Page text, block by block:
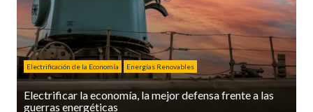
Electrificación de la Economía Energías Renovables
Electrificar la economía, la mejor defensa frente a las
guerras energéticas